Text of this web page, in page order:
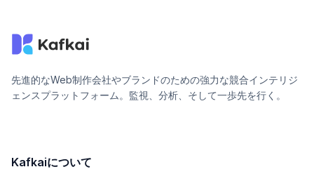
先進的なWeb制作会社やブランドのための強力な競合インテリジ
ェンスプラットフォーム。監視、分析、そして一歩先を行く。
Kafkaiについて